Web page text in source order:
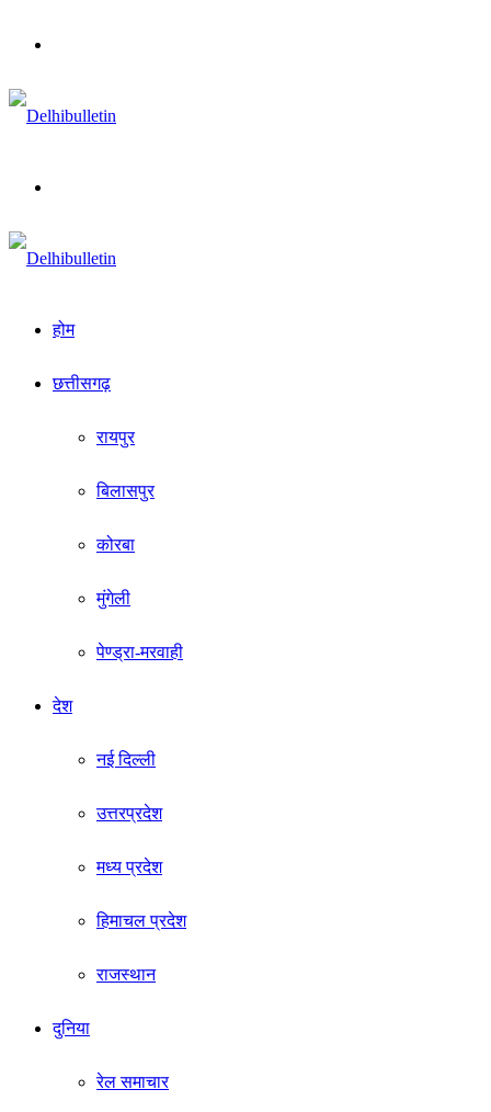
होम
छत्तीसगढ़
रायपुर
बिलासपुर
कोरबा
मुंगेली
पेण्ड्रा-मरवाही
देश
नई दिल्ली
उत्तरप्रदेश
मध्य प्रदेश
हिमाचल प्रदेश
राजस्थान
दुनिया
रेल समाचार